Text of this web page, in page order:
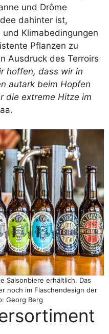
und Drôme
dahinter ist,
Klimabedingungen
Pflanzen zu
Ausdruck des Terroirs
hoffen, dass wir in
autark beim Hopfen
die extreme Hitze im
Saisonbiere erhältlich. Das
noch im Flaschendesign der
Georg Berg